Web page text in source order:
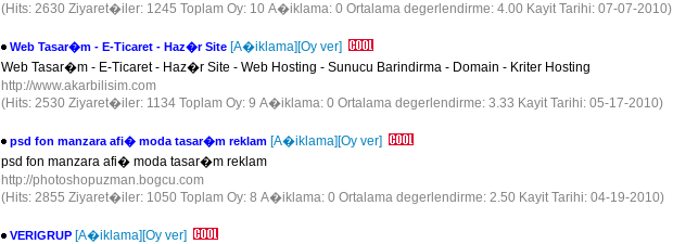
(Hits: 2630 Ziyaret�iler: 1245 Toplam Oy: 10 A�iklama: 0 Ortalama degerlendirme: 4.00 Kayit Tarihi: 07-07-2010)
Web Tasar�m - E-Ticaret - Haz�r Site [A�iklama][Oy ver]
Web Tasar�m - E-Ticaret - Haz�r Site - Web Hosting - Sunucu Barindirma - Domain - Kriter Hosting
http://www.akarbilisim.com
(Hits: 2530 Ziyaret�iler: 1134 Toplam Oy: 9 A�iklama: 0 Ortalama degerlendirme: 3.33 Kayit Tarihi: 05-17-2010)
psd fon manzara afi� moda tasar�m reklam [A�iklama][Oy ver]
psd fon manzara afi� moda tasar�m reklam
http://photoshopuzman.bogcu.com
(Hits: 2855 Ziyaret�iler: 1050 Toplam Oy: 8 A�iklama: 0 Ortalama degerlendirme: 2.50 Kayit Tarihi: 04-19-2010)
VERIGRUP [A�iklama][Oy ver]